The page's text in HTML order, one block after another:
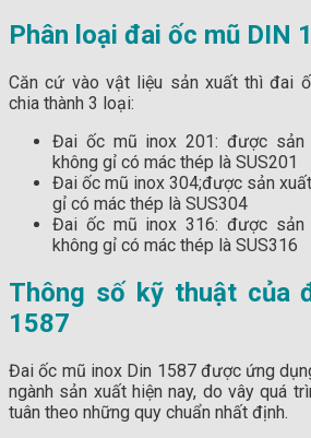
Phân loại đai ốc mũ DIN
Căn cứ vào vật liệu sản xuất thì đai
chia thành 3 loại:
Đai ốc mũ inox 201: được
không gỉ có mác thép là SUS201
Đai ốc mũ inox 304;được sản
gỉ có mác thép là SUS304
Đai ốc mũ inox 316: được
không gỉ có mác thép là SUS316
Thông số kỹ thuật của
1587
Đai ốc mũ inox Din 1587 được ứng
ngành sản xuất hiện nay, do vây quá
tuân theo những quy chuẩn nhất định.